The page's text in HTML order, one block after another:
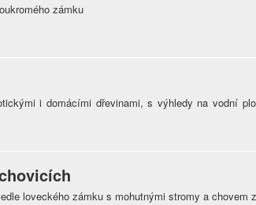
zámku
i domácími dřevinami, s výhledy na vodní
loveckého zámku s mohutnými stromy a chovem